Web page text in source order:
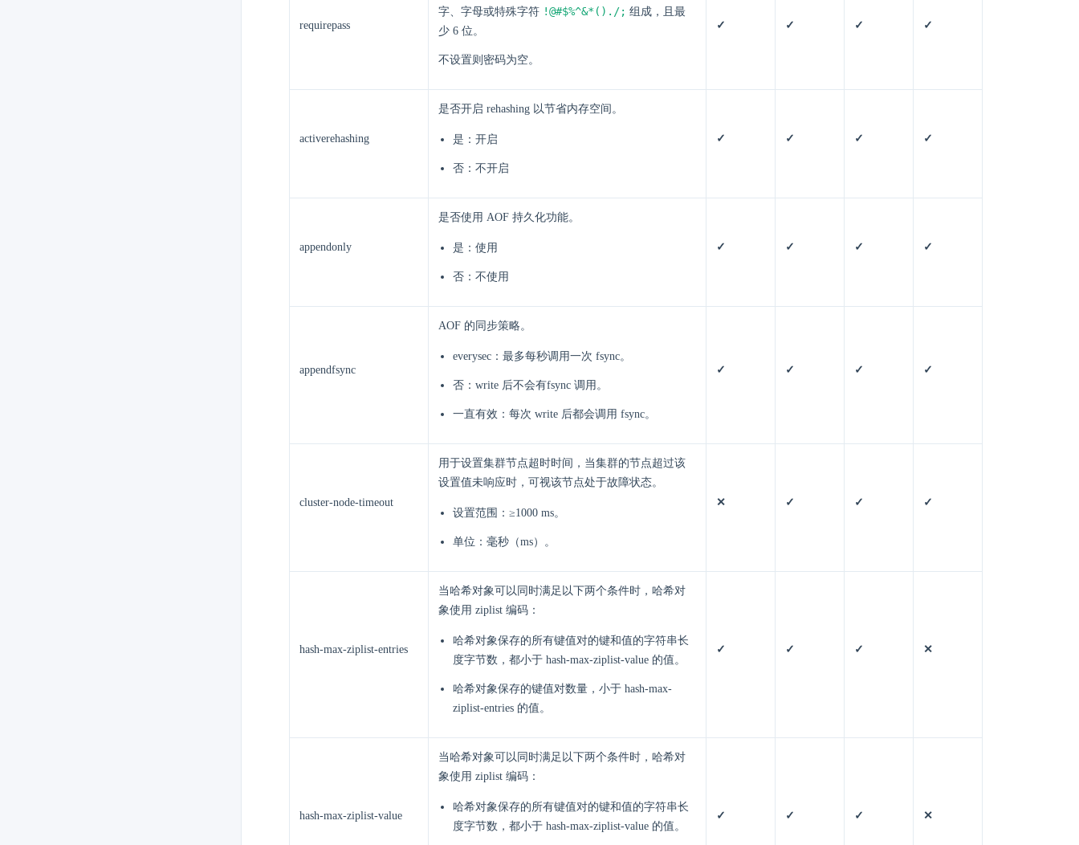
requirepass
字、字母或特殊字符 !@#$%^&*()./; 组成，且最
少 6 位。
不设置则密码为空。
✓ ✓ ✓ ✓
activerehashing
是否开启 rehashing 以节省内存空间。
是：开启
否：不开启
✓ ✓ ✓ ✓
appendonly
是否使用 AOF 持久化功能。
是：使用
否：不使用
✓ ✓ ✓ ✓
appendfsync
AOF 的同步策略。
everysec：最多每秒调用一次 fsync。
否：write 后不会有fsync 调用。
一直有效：每次 write 后都会调用 fsync。
✓ ✓ ✓ ✓
cluster-node-timeout
用于设置集群节点超时时间，当集群的节点超过该
设置值未响应时，可视该节点处于故障状态。
设置范围：≥1000 ms。
单位：毫秒（ms）。
✕ ✓ ✓ ✓
hash-max-ziplist-entries
当哈希对象可以同时满足以下两个条件时，哈希对
象使用 ziplist 编码：
哈希对象保存的所有键值对的键和值的字符串长
度字节数，都小于 hash-max-ziplist-value 的值。
哈希对象保存的键值对数量，小于 hash-max-
ziplist-entries 的值。
✓ ✓ ✓ ✕
hash-max-ziplist-value
当哈希对象可以同时满足以下两个条件时，哈希对
象使用 ziplist 编码：
哈希对象保存的所有键值对的键和值的字符串长
度字节数，都小于 hash-max-ziplist-value 的值。
✓ ✓ ✓ ✕